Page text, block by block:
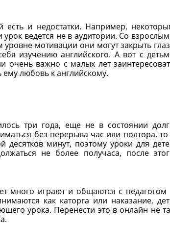
есть и недостатки. Например,
ведется не в аудитории. Со
мотивации они могут закрыть
изучению английского. А вот с
очень важно с малых лет
любовь к английскому.
три года, еще не в состоянии
без перерыва час или полтора, то
минут, поэтому уроки для
не более получаса, после
много играют и общаются с педагогом
как каторга или наказание,
урока. Перенести это в онлайн не